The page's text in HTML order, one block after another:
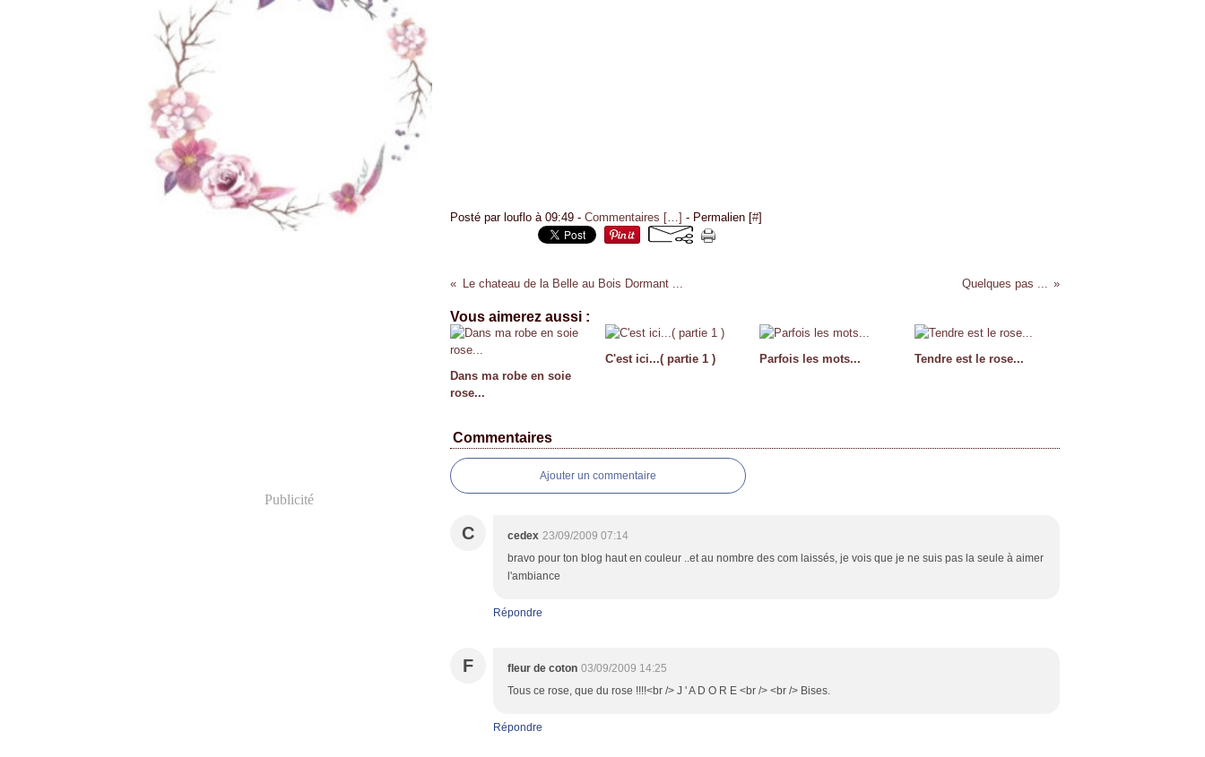
Publicité
Posté par louflo à 09:49 - Commentaires […] - Permalien [#]
Le chateau de la Belle au Bois Dormant ... Quelques pas ...
Vous aimerez aussi :
Dans ma robe en soie
rose...
C'est ici...( partie 1 ) Parfois les mots... Tendre est le rose...
Commentaires
Ajouter un commentaire
C cedex 23/09/2009 07:14
bravo pour ton blog haut en couleur ..et au nombre des com laissés, je vois que je ne suis pas la seule à aimer
l'ambiance
Répondre
F fleur de coton 03/09/2009 14:25
Tous ce rose, que du rose !!!!<br /> J ' A D O R E <br /> <br /> Bises.
Répondre